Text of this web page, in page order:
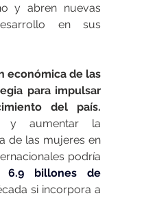
y abren nuevas
en sus
económica de las
para impulsar
del país.
y aumentar la
de las mujeres en
podría
6.9 billones de
si incorpora a